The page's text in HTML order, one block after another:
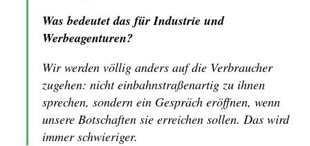
Was bedeutet das für Industrie und
Werbeagenturen?
Wir werden völlig anders auf die Verbraucher
zugehen: nicht einbahnstraßenartig zu ihnen
sprechen, sondern ein Gespräch eröffnen, wenn
unsere Botschaften sie erreichen sollen. Das wird
immer schwieriger.